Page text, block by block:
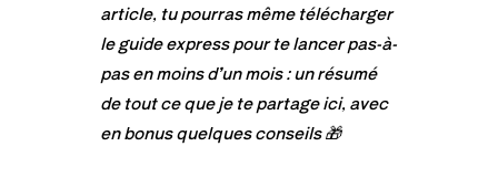
article, tu pourras même télécharger
le guide express pour te lancer pas-à-
pas en moins d’un mois : un résumé
de tout ce que je te partage ici, avec
en bonus quelques conseils 🎁